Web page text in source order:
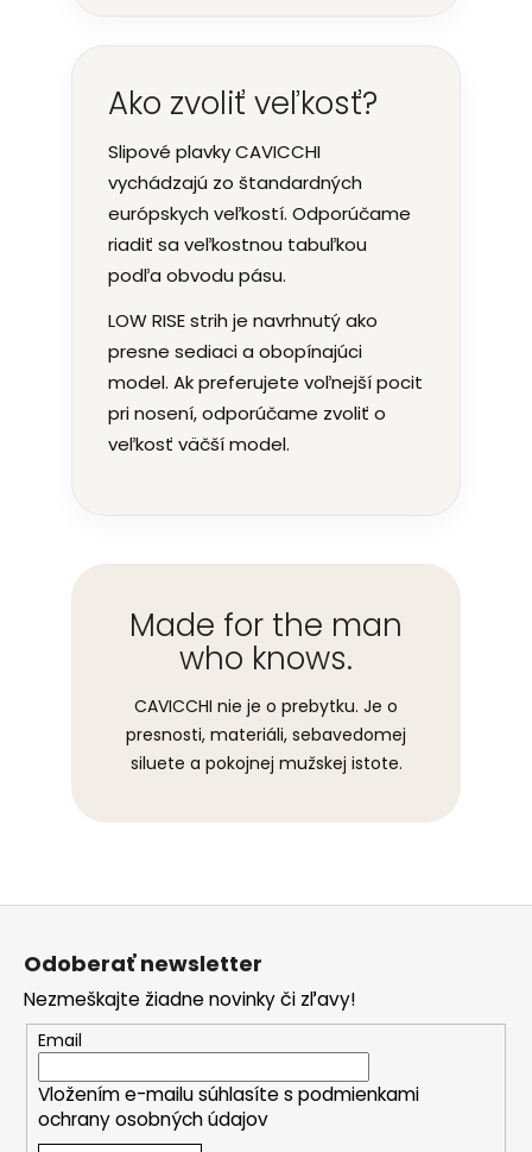
Ako zvoliť veľkosť?
Slipové plavky CAVICCHI
vychádzajú zo štandardných
európskych veľkostí. Odporúčame
riadiť sa veľkostnou tabuľkou
podľa obvodu pásu.
LOW RISE strih je navrhnutý ako
presne sediaci a obopínajúci
model. Ak preferujete voľnejší pocit
pri nosení, odporúčame zvoliť o
veľkosť väčší model.
Made for the man
who knows.
CAVICCHI nie je o prebytku. Je o
presnosti, materiáli, sebavedomej
siluete a pokojnej mužskej istote.
Z
Odoberať newsletter
Nezmeškajte žiadne novinky či zľavy!
Email
Vložením e-mailu súhlasíte s podmienkami
ochrany osobných údajov